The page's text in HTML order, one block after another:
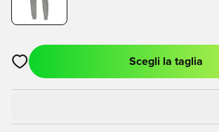
Apre una finestra modale per accedere o
Scegli la taglia